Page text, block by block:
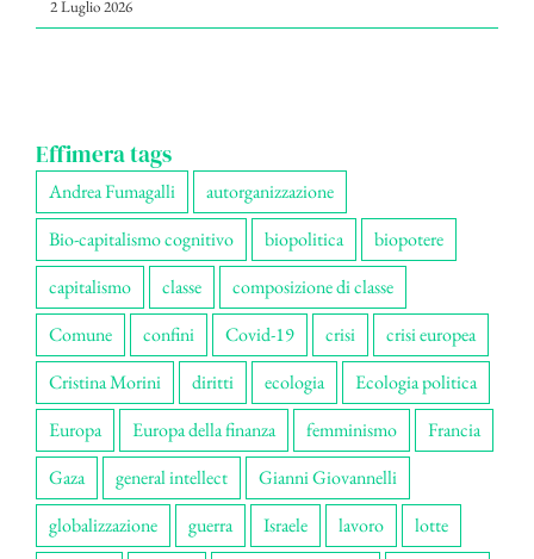
2 Luglio 2026
Effimera tags
Andrea Fumagalli
autorganizzazione
Bio-capitalismo cognitivo
biopolitica
biopotere
capitalismo
classe
composizione di classe
Comune
confini Covid-19 crisi
crisi europea
Cristina Morini
diritti ecologia
Ecologia politica
Europa
Europa della finanza femminismo
Francia
Gaza
general intellect
Gianni Giovannelli
globalizzazione
guerra Israele lavoro
lotte